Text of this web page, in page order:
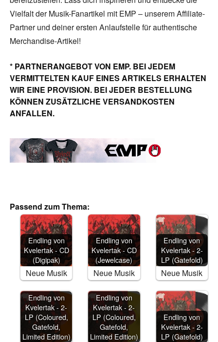
Vielfalt der Musik-Fanartikel mit EMP – unserem Affiliate-
Partner und deiner ersten Anlaufstelle für authentische
Merchandise-Artikel!
* PARTNERANGEBOT VON EMP. BEI JEDEM
VERMITTELTEN KAUF EINES ARTIKELS ERHALTEN
WIR EINE PROVISION. BEI JEDER BESTELLUNG
KÖNNEN ZUSÄTZLICHE VERSANDKOSTEN
ANFALLEN.
Passend zum Thema:
Endling von
Kvelertak - CD
(Digipak)
Neue Musik
Endling von
Kvelertak - CD
(Jewelcase)
Neue Musik
Endling von
Kvelertak - 2-
LP (Gatefold)
Neue Musik
Endling von
Kvelertak - 2-
LP (Coloured,
Gatefold,
Limited Edition)
Endling von
Kvelertak - 2-
LP (Coloured,
Gatefold,
Limited Edition)
Endling von
Kvelertak - 2-
LP (Gatefold)